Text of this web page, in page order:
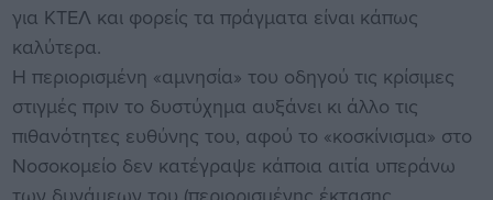
για ΚΤΕΛ και φορείς τα πράγματα είναι κάπως
καλύτερα.
Η περιορισμένη «αμνησία» του οδηγού τις κρίσιμες
στιγμές πριν το δυστύχημα αυξάνει κι άλλο τις
πιθανότητες ευθύνης του, αφού το «κοσκίνισμα» στο
Νοσοκομείο δεν κατέγραψε κάποια αιτία υπεράνω